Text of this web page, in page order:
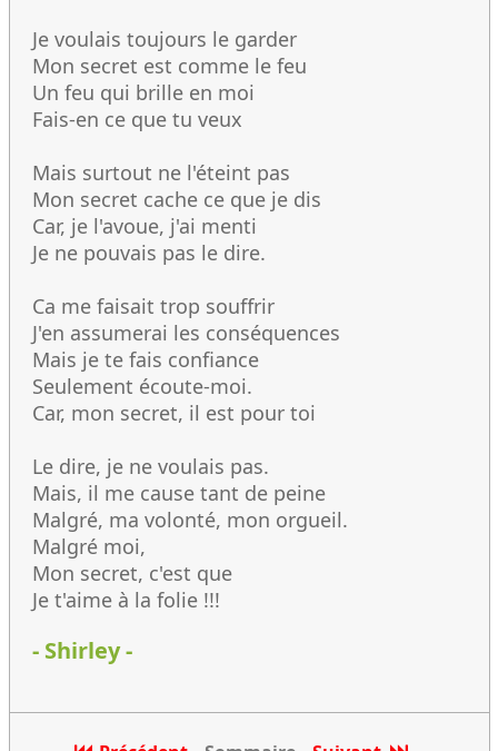
Je voulais toujours le garder
Mon secret est comme le feu
Un feu qui brille en moi
Fais-en ce que tu veux
Mais surtout ne l'éteint pas
Mon secret cache ce que je dis
Car, je l'avoue, j'ai menti
Je ne pouvais pas le dire.
Ca me faisait trop souffrir
J'en assumerai les conséquences
Mais je te fais confiance
Seulement écoute-moi.
Car, mon secret, il est pour toi
Le dire, je ne voulais pas.
Mais, il me cause tant de peine
Malgré, ma volonté, mon orgueil.
Malgré moi,
Mon secret, c'est que
Je t'aime à la folie !!!
- Shirley -